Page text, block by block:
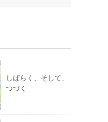
しばらく、そして、
つづく